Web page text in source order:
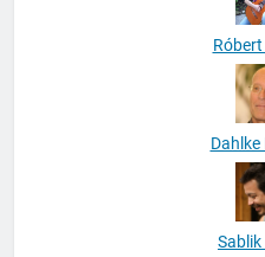
Dahlke